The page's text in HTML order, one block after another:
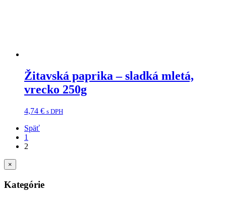
Žitavská paprika – sladká mletá,
vrecko 250g
4,74 € s DPH
Späť
1
2
×
Kategórie